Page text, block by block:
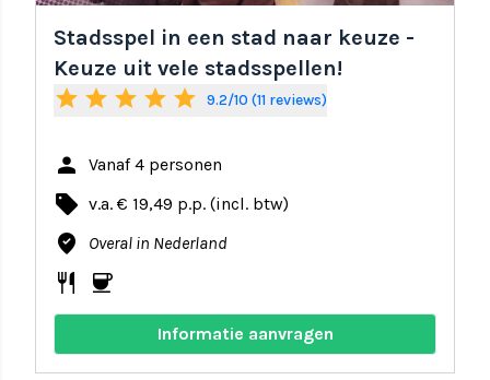
Stadsspel in een stad naar keuze -
Keuze uit vele stadsspellen!
star star star star star 9.2/10 (11 reviews)
person Vanaf 4 personen
local_offer v.a. € 19,49 p.p. (incl. btw)
where_to_vote Overal in Nederland
restaurant coffee
Informatie aanvragen